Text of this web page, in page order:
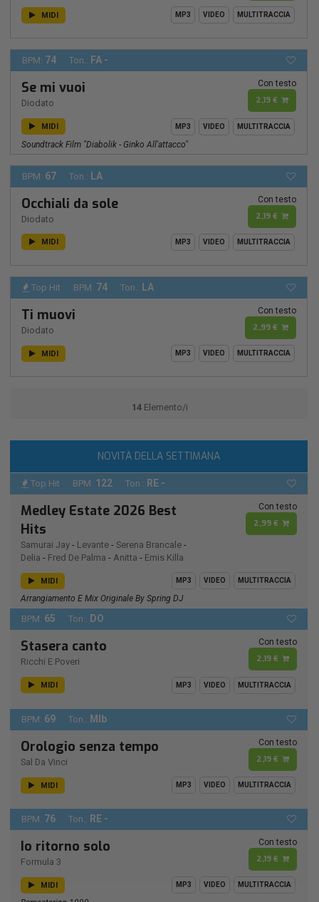
MIDI MP3 VIDEO MULTITRACCIA
BPM: 74 Ton.: FA -
Se mi vuoi
Diodato
Con testo
2,19 €
MIDI MP3 VIDEO MULTITRACCIA
Soundtrack Film "Diabolik - Ginko All'attacco"
BPM: 67 Ton.: LA
Occhiali da sole
Diodato
Con testo
2,19 €
MIDI MP3 VIDEO MULTITRACCIA
Top Hit BPM: 74 Ton.: LA
Ti muovi
Diodato
Con testo
2,99 €
MIDI MP3 VIDEO MULTITRACCIA
14Elemento/i
NOVITÀ DELLA SETTIMANA
Top Hit BPM: 122 Ton.: RE -
Medley Estate 2026 Best
Hits
Samurai Jay - Levante - Serena Brancale -
Delia - Fred De Palma - Anitta - Emis Killa
Con testo
2,99 €
MIDI MP3 VIDEO MULTITRACCIA
Arrangiamento E Mix Originale By Spring DJ
BPM: 65 Ton.: DO
Stasera canto
Ricchi E Poveri
Con testo
2,19 €
MIDI MP3 VIDEO MULTITRACCIA
BPM: 69 Ton.: MIb
Orologio senza tempo
Sal Da Vinci
Con testo
2,19 €
MIDI MP3 VIDEO MULTITRACCIA
BPM: 76 Ton.: RE -
Io ritorno solo
Formula 3
Con testo
2,19 €
MIDI MP3 VIDEO MULTITRACCIA